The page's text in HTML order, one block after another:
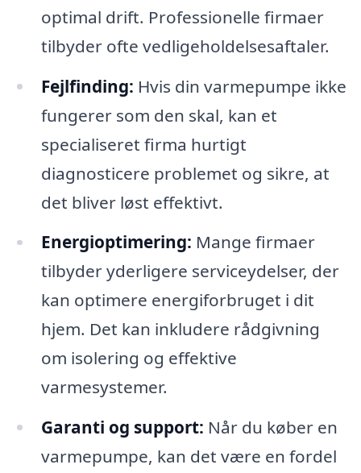
optimal drift. Professionelle firmaer
tilbyder ofte vedligeholdelsesaftaler.
Fejlfinding: Hvis din varmepumpe ikke
fungerer som den skal, kan et
specialiseret firma hurtigt
diagnosticere problemet og sikre, at
det bliver løst effektivt.
Energioptimering: Mange firmaer
tilbyder yderligere serviceydelser, der
kan optimere energiforbruget i dit
hjem. Det kan inkludere rådgivning
om isolering og effektive
varmesystemer.
Garanti og support: Når du køber en
varmepumpe, kan det være en fordel